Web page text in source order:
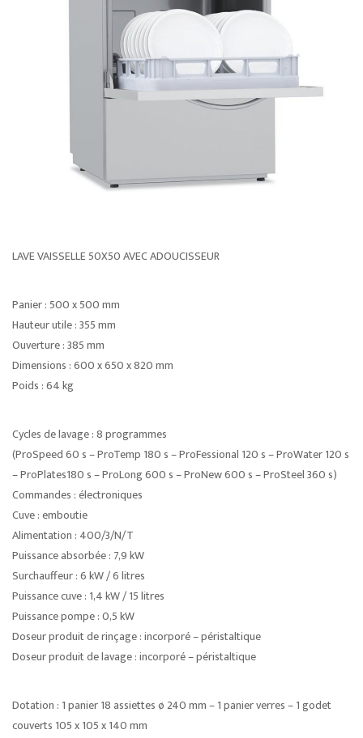
LAVE VAISSELLE 50X50 AVEC ADOUCISSEUR
Panier : 500 x 500 mm
Hauteur utile : 355 mm
Ouverture : 385 mm
Dimensions : 600 x 650 x 820 mm
Poids : 64 kg
Cycles de lavage : 8 programmes
(ProSpeed 60 s – ProTemp 180 s – ProFessional 120 s – ProWater 120 s
– ProPlates180 s – ProLong 600 s – ProNew 600 s – ProSteel 360 s)
Commandes : électroniques
Cuve : emboutie
Alimentation : 400/3/N/T
Puissance absorbée : 7,9 kW
Surchauffeur : 6 kW / 6 litres
Puissance cuve : 1,4 kW / 15 litres
Puissance pompe : 0,5 kW
Doseur produit de rinçage : incorporé – péristaltique
Doseur produit de lavage : incorporé – péristaltique
Dotation : 1 panier 18 assiettes ø 240 mm – 1 panier verres – 1 godet
couverts 105 x 105 x 140 mm